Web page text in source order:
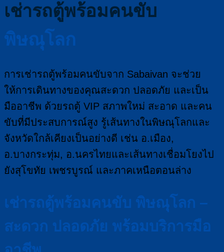
เช่ารถตู้พร้อมคนขับ
พิษณุโลก
การเช่ารถตู้พร้อมคนขับจาก Sabaivan จะช่วย
ให้การเดินทางของคุณสะดวก ปลอดภัย และเป็น
มืออาชีพ ด้วยรถตู้ VIP สภาพใหม่ สะอาด และคน
ขับที่มีประสบการณ์สูง รู้เส้นทางในพิษณุโลกและ
จังหวัดใกล้เคียงเป็นอย่างดี เช่น อ.เมือง,
อ.บางกระทุ่ม, อ.นครไทยและเส้นทางเชื่อมโยงไป
ยังสุโขทัย เพชรบูรณ์ และภาคเหนือตอนล่าง
เช่ารถตู้พร้อมคนขับ พิษณุโลก –
สะดวก ปลอดภัย พร้อมบริการมือ